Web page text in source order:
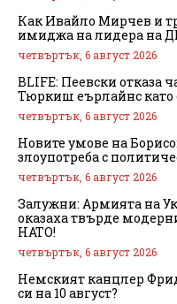
Как Ивайло Мирчев и
имиджа на лидера на
четвъртък, 6 август 2026
BLIFE: Пеевски отказа
Тюркиш еърлайнс като
четвъртък, 6 август 2026
Новите умове на
злоупотреба с
четвъртък, 6 август 2026
Залужни: Армията на
оказаха твърде
НАТО!
четвъртък, 6 август 2026
Немският канцлер
си на 10 август?